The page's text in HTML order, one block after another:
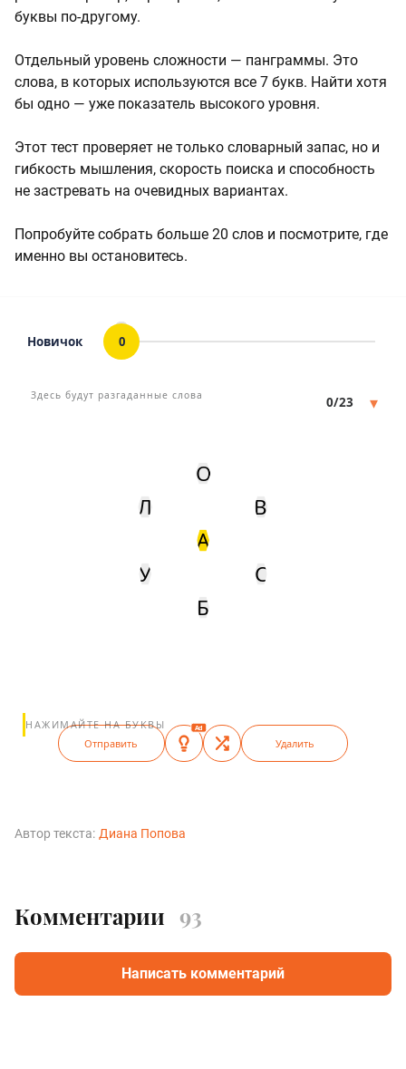
буквы по-другому.
Отдельный уровень сложности — панграммы. Это
слова, в которых используются все 7 букв. Найти хотя
бы одно — уже показатель высокого уровня.
Этот тест проверяет не только словарный запас, но и
гибкость мышления, скорость поиска и способность
не застревать на очевидных вариантах.
Попробуйте собрать больше 20 слов и посмотрите, где
именно вы остановитесь.
Новичок 0
Статус Мин. кол-во очков
Здесь будут разгаданные слова 0/23 ▾
А
О
Л В
У
С
Б
НАЖИМАЙТЕ НА БУКВЫ
Отправить
Ad
Удалить
Автор текста: Диана Попова
Комментарии 93
Написать комментарий